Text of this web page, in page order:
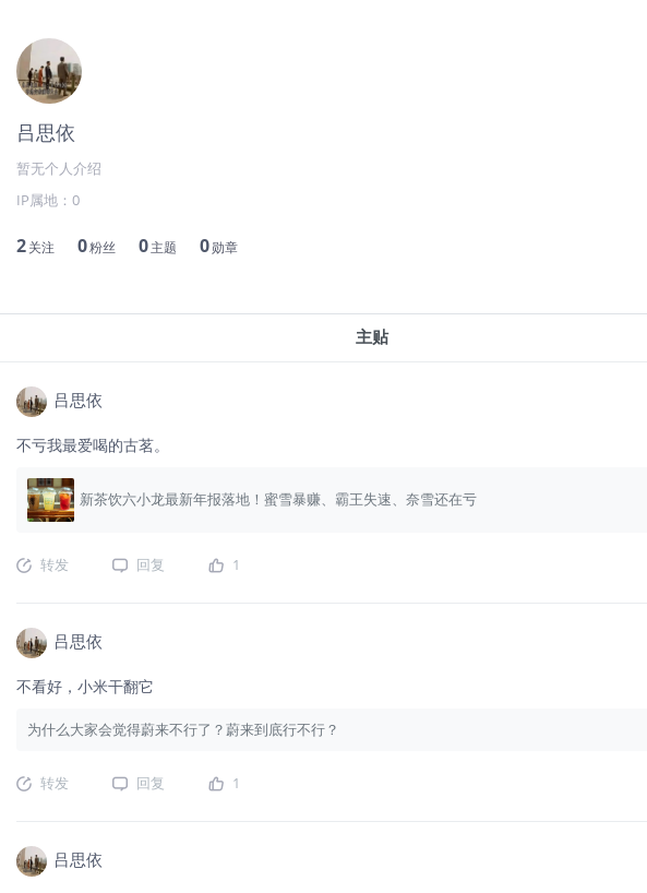
吕思依
暂无个人介绍
IP属地： 0
2关注 0粉丝 0主题 0勋章
主贴
吕思依
不亏我最爱喝的古茗。
新茶饮六小龙最新年报落地！蜜雪暴赚、霸王失速、奈雪还在亏
转发 回复 1
吕思依
不看好，小米干翻它
为什么大家会觉得蔚来不行了？蔚来到底行不行？
转发 回复 1
吕思依